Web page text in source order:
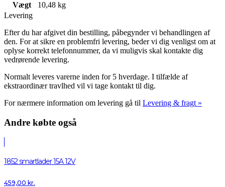
Vægt
10,48 kg
Levering
Efter du har afgivet din bestilling, påbegynder vi behandlingen af
den. For at sikre en problemfri levering, beder vi dig venligst om at
oplyse korrekt telefonnummer, da vi muligvis skal kontakte dig
vedrørende levering.
Normalt leveres varerne inden for 5 hverdage. I tilfælde af
ekstraordinær travlhed vil vi tage kontakt til dig.
For nærmere information om levering gå til Levering & fragt »
Andre købte også
1852 smartlader 15A 12V
459,00 kr.